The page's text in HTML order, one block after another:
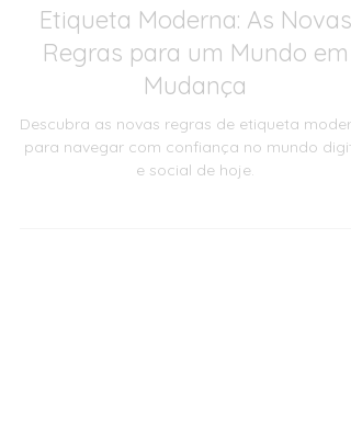
Mady Moreira
3 de out. de 2024
Desenvolvimento Pessoal
Etiqueta Moderna: As Novas
Regras para um Mundo em